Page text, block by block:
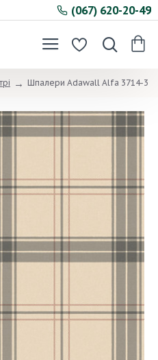
(067) 620-20-49
Шпалери Adawall Alfa 3714-3